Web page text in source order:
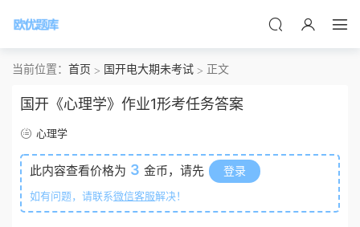
当前位置： 首页 国开电大期未考试 正文
国开《心理学》作业1形考任务答案
心理学
此内容查看价格为 3 金币，请先 登录
如有问题，请联系微信客服解决！